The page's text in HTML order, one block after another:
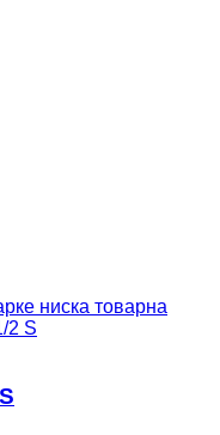
ниска товарна
2 S